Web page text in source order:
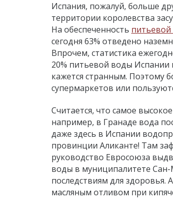
Испания, пожалуй, больше
территории королевства
На обеспеченность
сегодня 63% отведено
Впрочем, статистика
20% питьевой воды Испании
кажется странным. Поэтому
супермаркетов или
Считается, что самое
например, в Гранаде вода
даже здесь в Испании
провинции Аликанте! Там
руководство Евросоюза
воды в муниципалитете
последствиям для здоровья.
масляным отливом при